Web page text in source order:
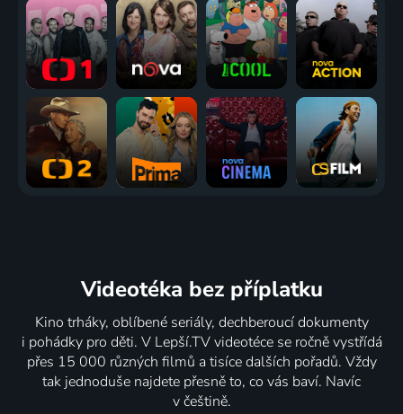
Videotéka bez příplatku
Kino trháky, oblíbené seriály, dechberoucí dokumenty
i pohádky pro děti. V Lepší.TV videotéce se ročně vystřídá
přes 15 000 různých filmů a tisíce dalších pořadů. Vždy
tak jednoduše najdete přesně to, co vás baví. Navíc
v češtině.